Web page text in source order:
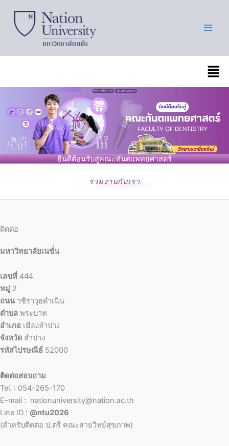
content
เมนู
ยินดีต้อนรับสู่คณะทันตแพทยศาสตร์
ร่วมงานกับเรา
ติดต่อ
มหาวิทยาลัยเนชั่น
เลขที่ 444
หมู่ 2
ถนน วชิราวุธดำเนิน
ตำบล พระบาท
อำเภอ เมืองลำปาง
จังหวัด ลำปาง
รหัสไปรษณีย์ 52000
ติดต่อสอบถาม
Tel. : 054-265-170
E-mail : nationuniversity@nation.ac.th
Line ID : @ntu2026
(สำหรับติดต่อ ป.ตรี คณะสายวิทย์สุขภาพ)